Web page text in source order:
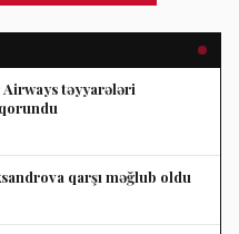
Airways təyyarələri
qarşı məğlub oldu